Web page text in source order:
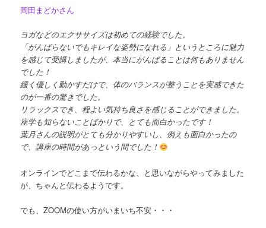
岡田まどかさん
ヨガなどのエクササイズは初めての経験でした。
「がんばらないでもキレイな姿勢になれる」というところに魅力
を感じて受講しましたが、本当にがんばることは何もありません
でした！
緩く優しく動かすだけで、体のバランスが整うことを実感できた
のが一番の驚きでした。
リラックスでき、程よい気持ち良さを感じることができました。
座学も知らないことばかりで、とても面白かったです！
葉月さんの説明がとても分かりやすいし、例えも面白かったの
で、講座の時間があっという間でした！
オンラインでどこまで伝わるかな、と思いながらやってみました
が、ちゃんと伝わるようです。
でも、ZOOMの使い方がいまいち不安・・・